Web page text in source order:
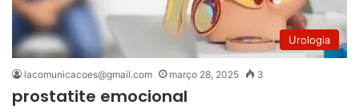
Urologia
lacomunicacoes@gmail.com março 28, 2025 3
prostatite emocional